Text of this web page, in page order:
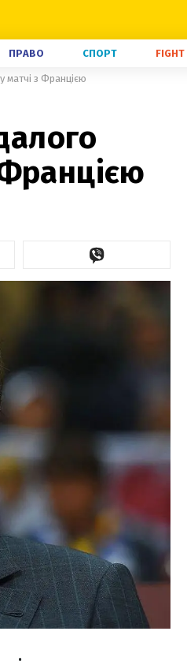
ПРАВО СПОРТ FIGHT
матчі з Францією